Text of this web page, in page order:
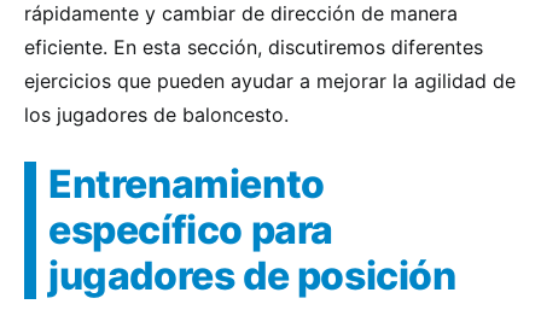
rápidamente y cambiar de dirección de manera
eficiente. En esta sección, discutiremos diferentes
ejercicios que pueden ayudar a mejorar la agilidad de
los jugadores de baloncesto.
Entrenamiento
específico para
jugadores de posición